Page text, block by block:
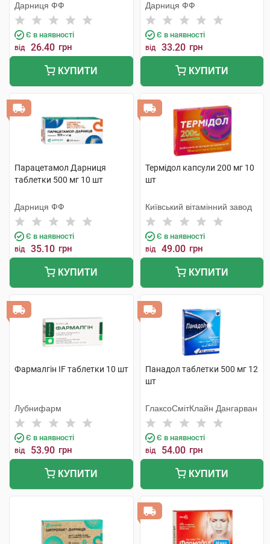
Дарниця ФФ
Є в наявності
від 26.40 грн
КУПИТИ
Дарниця ФФ
Є в наявності
від 33.20 грн
КУПИТИ
Парацетамол Дарниця
таблетки 500 мг 10 шт
Дарниця ФФ
Є в наявності
від 35.10 грн
КУПИТИ
Термідол капсули 200 мг 10
шт
Київський вітамінний завод
Є в наявності
від 49.00 грн
КУПИТИ
Фармалгін IF таблетки 10 шт
Лубнифарм
Є в наявності
від 53.90 грн
КУПИТИ
Панадол таблетки 500 мг 12
шт
ГлаксоСмітКлайн Дангарван
Є в наявності
від 54.00 грн
КУПИТИ